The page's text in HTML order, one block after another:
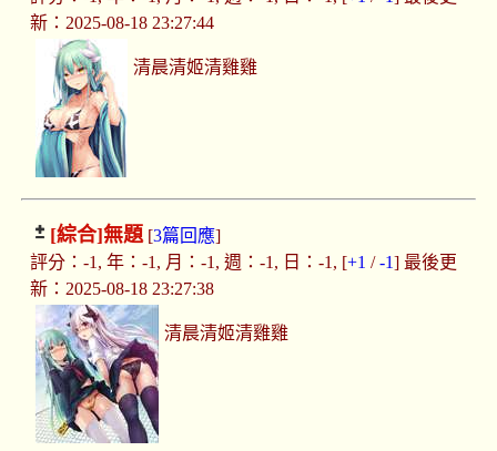
新：2025-08-18 23:27:44
清晨清姬清雞雞
[綜合]無題[3篇回應]
評分：-1, 年：-1, 月：-1, 週：-1, 日：-1, [+1 /-1] 最後更
新：2025-08-18 23:27:38
清晨清姬清雞雞